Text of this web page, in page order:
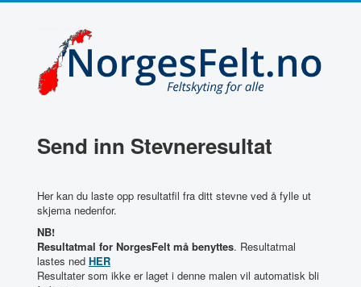
Send inn Stevneresultat
Her kan du laste opp resultatfil fra ditt stevne ved å fylle ut
skjema nedenfor.
NB!
Resultatmal for NorgesFelt må benyttes. Resultatmal
lastes ned HER
Resultater som ikke er laget i denne malen vil automatisk bli